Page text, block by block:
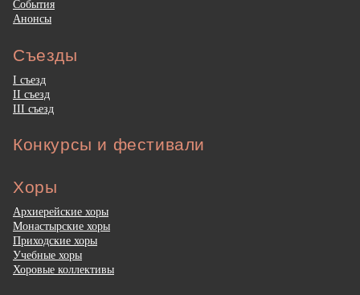
События
Анонсы
Съезды
I съезд
II съезд
III съезд
Конкурсы и фестивали
Хоры
Архиерейские хоры
Монастырские хоры
Приходские хоры
Учебные хоры
Хоровые коллективы